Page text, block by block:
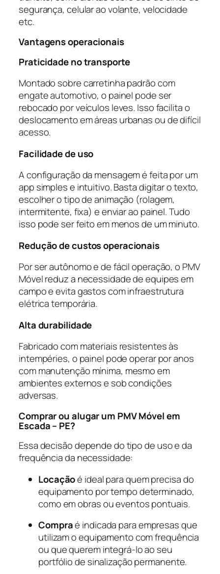
segurança, celular ao volante, velocidade
etc.
Vantagens operacionais
Praticidade no transporte
Montado sobre carretinha padrão com
engate automotivo, o painel pode ser
rebocado por veículos leves. Isso facilita o
deslocamento em áreas urbanas ou de difícil
acesso.
Facilidade de uso
A configuração da mensagem é feita por um
app simples e intuitivo. Basta digitar o texto,
escolher o tipo de animação (rolagem,
intermitente, fixa) e enviar ao painel. Tudo
isso pode ser feito em menos de um minuto.
Redução de custos operacionais
Por ser autônomo e de fácil operação, o PMV
Móvel reduz a necessidade de equipes em
campo e evita gastos com infraestrutura
elétrica temporária.
Alta durabilidade
Fabricado com materiais resistentes às
intempéries, o painel pode operar por anos
com manutenção mínima, mesmo em
ambientes externos e sob condições
adversas.
Comprar ou alugar um PMV Móvel em
Escada – PE?
Essa decisão depende do tipo de uso e da
frequência da necessidade:
Locaçãoé ideal para quem precisa do
equipamento por tempo determinado,
como em obras ou eventos pontuais.
Compraé indicada para empresas que
utilizam o equipamento com frequência
ou que querem integrá-lo ao seu
portfólio de sinalização permanente.